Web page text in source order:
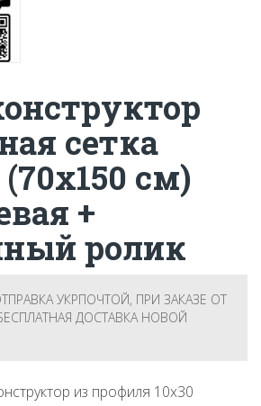
сетка
см)
+
ролик
УКРПОЧТОЙ, ПРИ ЗАКАЗЕ ОТ
ДОСТАВКА НОВОЙ
из профиля 10х30